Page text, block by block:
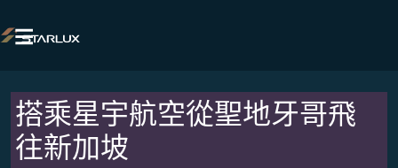

搭乘星宇航空從聖地牙哥飛
往新加坡